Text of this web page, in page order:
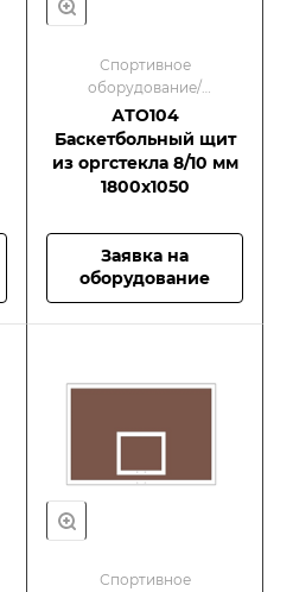
Спортивное
оборудование/
Оборудование для
спортивных площадок
АТО104
Баскетбольный щит
из оргстекла 8/10 мм
1800х1050
Заявка на
оборудование
Спортивное